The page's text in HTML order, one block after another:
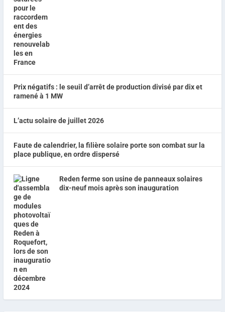
Prix négatifs : le seuil d’arrêt de production divisé par dix et
ramené à 1 MW
L’actu solaire de juillet 2026
Faute de calendrier, la filière solaire porte son combat sur la
place publique, en ordre dispersé
Reden ferme son usine de panneaux solaires
dix-neuf mois après son inauguration